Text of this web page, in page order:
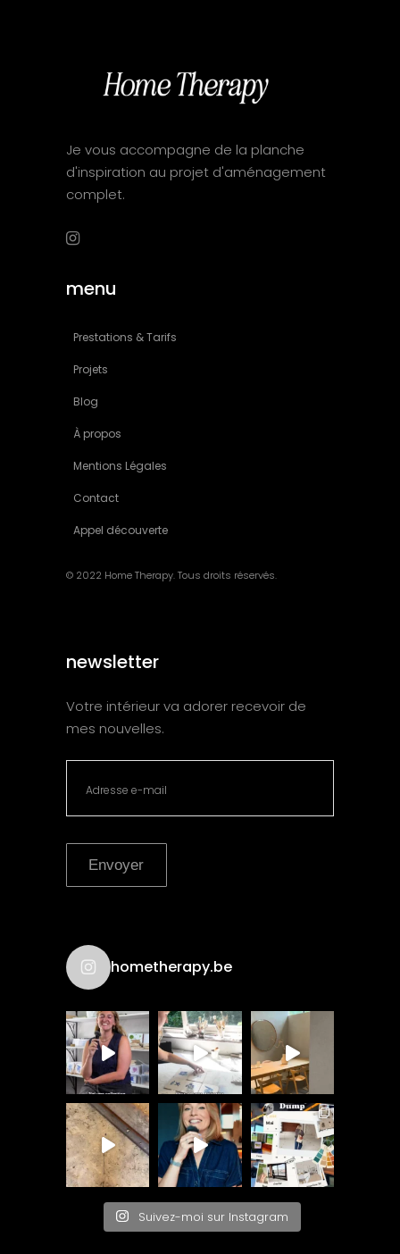
Je vous accompagne de la planche
d'inspiration au projet d'aménagement
complet.
menu
Prestations & Tarifs
Projets
Blog
À propos
Mentions Légales
Contact
Appel découverte
© 2022 Home Therapy. Tous droits réservés.
newsletter
Votre intérieur va adorer recevoir de
mes nouvelles.
Envoyer
hometherapy.be
Suivez-moi sur Instagram